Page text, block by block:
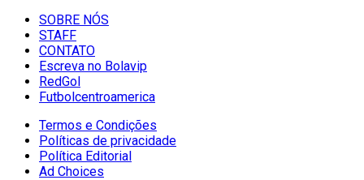
SOBRE NÓS
STAFF
CONTATO
Escreva no Bolavip
RedGol
Futbolcentroamerica
Termos e Condições
Políticas de privacidade
Política Editorial
Ad Choices